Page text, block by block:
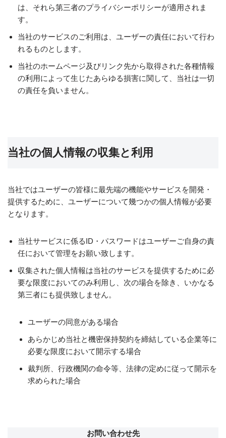
は、それら第三者のプライバシーポリシーが適用されま
す。
当社のサービスのご利用は、ユーザーの責任において行わ
れるものとします。
当社のホームページ及びリンク先から取得された各種情報
の利用によって生じたあらゆる損害に関して、当社は一切
の責任を負いません。
当社の個人情報の収集と利用
当社ではユーザーの皆様に最先端の機能やサービスを開発・
提供するために、ユーザーについて幾つかの個人情報が必要
となります。
当社サービスに係るID・パスワードはユーザーご自身の責
任において管理をお願い致します。
収集された個人情報は当社のサービスを提供するために必
要な限度においてのみ利用し、次の場合を除き、いかなる
第三者にも提供致しません。
ユーザーの同意がある場合
あらかじめ当社と機密保持契約を締結している企業等に
必要な限度において開示する場合
裁判所、行政機関の命令等、法律の定めに従って開示を
求められた場合
お問い合わせ先